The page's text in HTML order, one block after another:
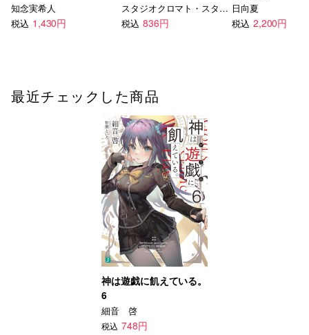
知念実希人
税込 1,430円
スタジオクロマト・スタジオコロリド
税込 836円
日向夏
税込 2,200円
最近チェックした商品
神は遊戯に飢えている。
6
細音 啓
税込 748円